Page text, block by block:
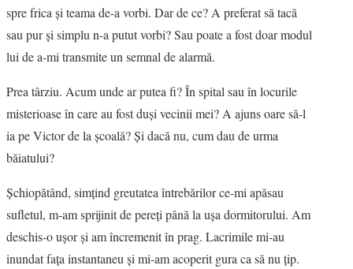
spre frica şi teama de-a vorbi. Dar de ce? A preferat să tacă
sau pur şi simplu n-a putut vorbi? Sau poate a fost doar modul
lui de a-mi transmite un semnal de alarmă.
Prea târziu. Acum unde ar putea fi? În spital sau în locurile
misterioase în care au fost duşi vecinii mei? A ajuns oare să-l
ia pe Victor de la şcoală? Şi dacă nu, cum dau de urma
băiatului?
Şchiopătând, simţind greutatea întrebărilor ce-mi apăsau
sufletul, m-am sprijinit de pereţi până la uşa dormitorului. Am
deschis-o uşor şi am încremenit în prag. Lacrimile mi-au
inundat faţa instantaneu şi mi-am acoperit gura ca să nu ţip.